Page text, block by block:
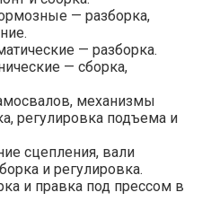
— разборка,
— разборка.
— сборка,
механизмы
регулировка подъема и
сцепления, вали
и регулировка.
и правка под прессом в